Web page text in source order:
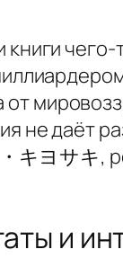
книги
не даёт
キヨサキ,
и